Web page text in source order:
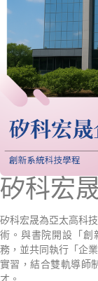
矽科宏
矽科宏晟為亞太高科
術。與書院開設「創
務，並共同執行「企
實習，結合雙軌導師